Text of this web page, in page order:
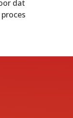
dat